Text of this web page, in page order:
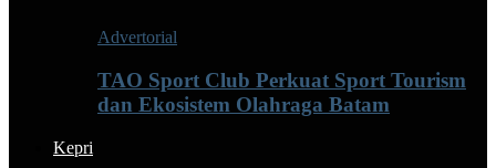
Advertorial
TAO Sport Club Perkuat Sport Tourism
dan Ekosistem Olahraga Batam
Kepri